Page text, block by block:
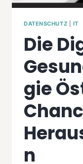
DATENSCHUTZ IT
Die
gie
n